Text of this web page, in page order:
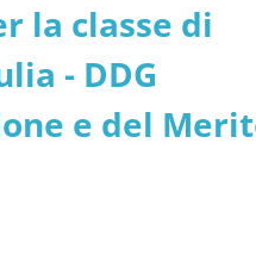
-
la classe di
- DDG
e del